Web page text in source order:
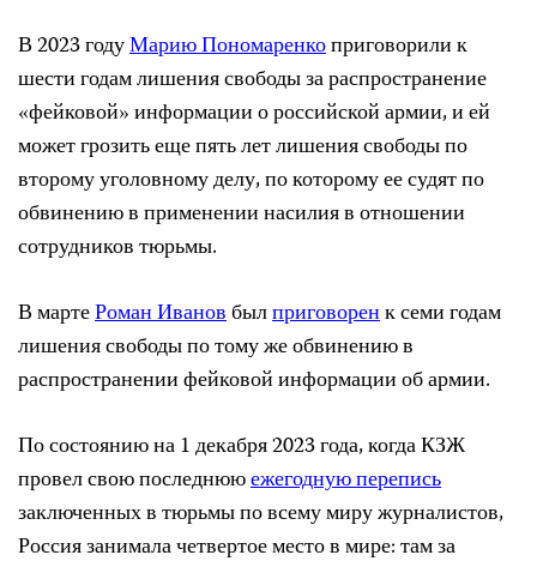
В 2023 годуМарию Пономаренкоприговорили к
шести годам лишения свободы за распространение
«фейковой» информации о российской армии, и ей
может грозить еще пять лет лишения свободы по
второму уголовному делу, по которому ее судят по
обвинению в применении насилия в отношении
сотрудников тюрьмы.
В мартеРоман Ивановбылприговоренк семи годам
лишения свободы по тому же обвинению в
распространении фейковой информации об армии.
По состоянию на 1 декабря 2023 года, когда КЗЖ
провел свою последнююежегодную перепись
заключенных в тюрьмы по всему миру журналистов,
Россия занимала четвертое место в мире: там за